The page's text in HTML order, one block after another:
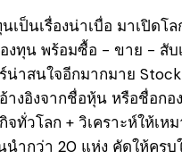
ป็นเรื่องน่าเบื่อ มาเปิดโ
ทุน พร้อมซื้อ - ขาย - สับ
น่าสนใจอีกมากมาย
างอิงจากชื่อหุ้น หรือชื่อก
จทั่วโลก + วิเคราะห์ให้เ
ำกว่า 20 แห่ง คัดให้ครบ